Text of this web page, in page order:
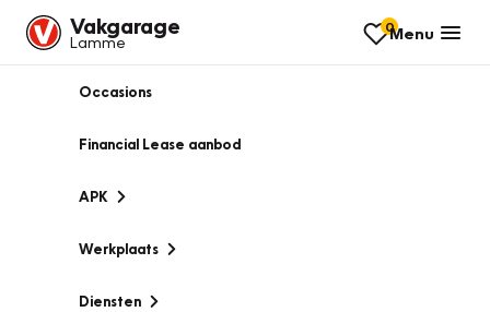
Vakgarage
Lamme
0Menu
Occasions
Financial Lease aanbod
APK
Werkplaats
Diensten